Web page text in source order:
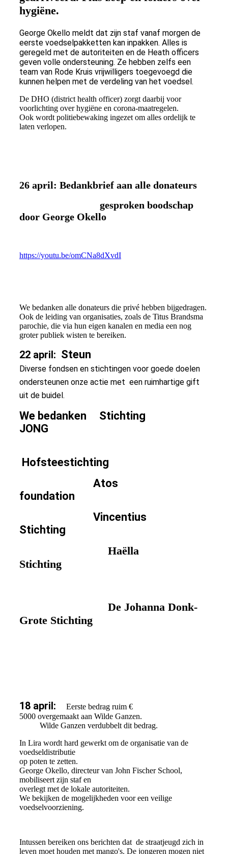
hygiëne.
George Okello meldt dat zijn staf vanaf morgen de
eerste voedselpakketten kan inpakken. Alles is
geregeld met de autoriteiten en de Heath officers
geven volle ondersteuning. Ze hebben zelfs een
team van Rode Kruis vrijwilligers toegevoegd die
kunnen helpen met de verdeling van het voedsel.
De DHO (district health officer) zorgt daarbij voor
voorlichting overhygiëneen corona-maatregelen.
Ook wordt politiebewaking ingezet om alles ordelijk te
laten verlopen.
26 april: Bedankbrief aan alle donateurs
gesproken boodschap
door George Okello
https://youtu.be/omCNa8dXvdI
We bedanken alle donateurs die privé hebben bijgedragen.
Ook de leiding van organisaties, zoals de Titus Brandsma
parochie, die via hun eigen kanalen en media een nog
groter publiek wisten te bereiken.
22 april: Steun
Diverse fondsen en stichtingen voor goede doelen
ondersteunen onze actie met een ruimhartige gift
uit de buidel.
We bedanken Stichting
JONG
Hofsteestichting
Atos
foundation
Vincentius
Stichting
Haëlla
Stichting
De Johanna Donk-
Grote Stichting
18 april: Eerste bedrag ruim €
5000 overgemaakt aan Wilde Ganzen.
Wilde Ganzen verdubbelt dit bedrag.
In Lira wordt hard gewerkt om de organisatie van de
voedseldistributie
op poten te zetten.
George Okello, directeur van John Fischer School,
mobiliseert zijn staf en
overlegt met de lokale autoriteiten.
We bekijken de mogelijkheden voor een veilige
voedselvoorziening.
Intussen bereiken ons berichten dat de straatjeugd zich in
leven moet houden met mango's. De jongeren mogen niet